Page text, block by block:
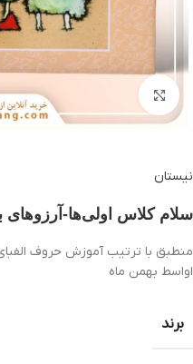
بزرگنمایی تصویر
نیستان
سلام كلاس اولی‌ها-آرزوهای
منطبق با ترتیب آموزش حروف
اواسط بهمن ماه
برند